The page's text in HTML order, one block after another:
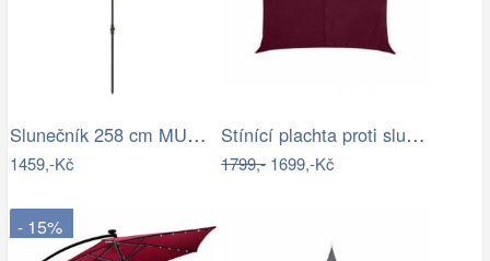
Slunečník 258 cm MURASA Bílá
1459,-Kč
Stínící plachta proti slunci 3x4m bordó
1799,-1699,-Kč
- 15%